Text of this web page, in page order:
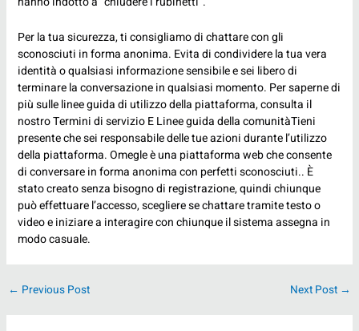
Per la tua sicurezza, ti consigliamo di chattare con gli
sconosciuti in forma anonima. Evita di condividere la tua vera
identità o qualsiasi informazione sensibile e sei libero di
terminare la conversazione in qualsiasi momento. Per saperne di
più sulle linee guida di utilizzo della piattaforma, consulta il
nostro Termini di servizio E Linee guida della comunitàTieni
presente che sei responsabile delle tue azioni durante l’utilizzo
della piattaforma. Omegle è una piattaforma web che consente
di conversare in forma anonima con perfetti sconosciuti.. È
stato creato senza bisogno di registrazione, quindi chiunque
può effettuare l’accesso, scegliere se chattare tramite testo o
video e iniziare a interagire con chiunque il sistema assegna in
modo casuale.
← Previous Post Next Post →